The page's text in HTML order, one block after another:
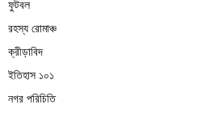
ফুটবল
রহস্য রোমাঞ্চ
ক্রীড়াবিদ
ইতিহাস ১০১
নগর পরিচিতি